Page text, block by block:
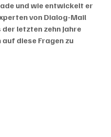
und wie entwickelt er
von Dialog-Mail
letzten zehn Jahre
diese Fragen zu